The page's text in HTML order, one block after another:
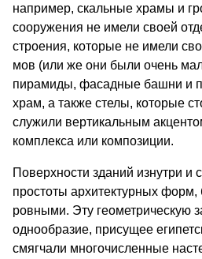
например, скальные храмы и
сооружения не имели своей
строения, которые не имели
мов (или же они были очень
пирамиды, фасадные башни и
храм, а также стелы, которые
служили вертикальным
комплекса или композиции.
Поверхности зданий изнутри и
простоты архитектурных
ровными. Эту геометрическую
однообразие, присущее
смягчали многочисленные